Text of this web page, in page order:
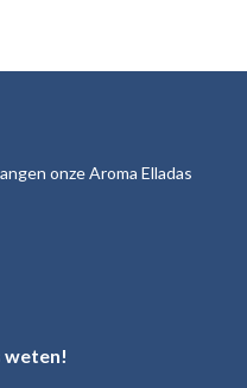
onze Aroma Elladas
weten!